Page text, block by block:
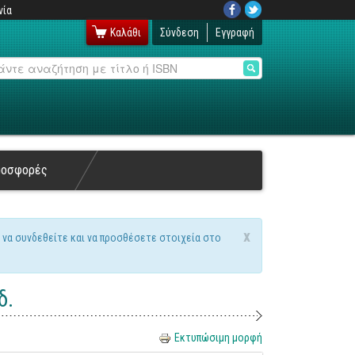
Καλάθι
Σύνδεση Εγγραφή
x
συνδεθείτε και να προσθέσετε στοιχεία στο
Εκτυπώσιμη μορφή